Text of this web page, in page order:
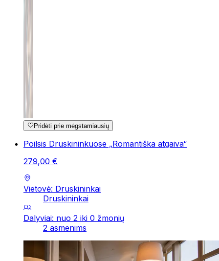
Pridėti prie mėgstamiausių
Poilsis Druskininkuose „Romantiška atgaiva“
279,00 €
Vietovė: Druskininkai
Druskininkai
Dalyviai: nuo 2 iki 0 žmonių
2 asmenims